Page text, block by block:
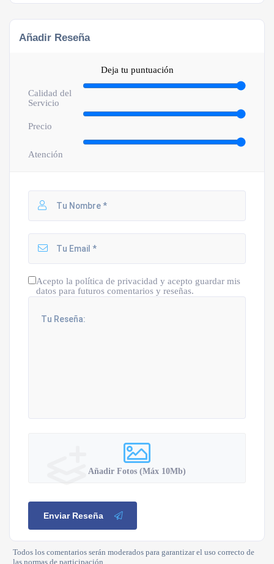
Añadir Reseña
Deja tu puntuación
Calidad del
Servicio
Precio
Atención
Acepto la política de privacidad y acepto guardar mis
datos para futuros comentarios y reseñas.
Añadir Fotos (Máx 10Mb)
Enviar Reseña
Todos los comentarios serán moderados para garantizar el uso correcto de
las normas de participación.